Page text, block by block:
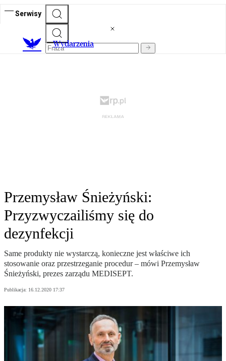
Serwisy
Wydarzenia
Przemysław Śnieżyński:
Przyzwyczailiśmy się do
dezynfekcji
Same produkty nie wystarczą, konieczne jest właściwe ich
stosowanie oraz przestrzeganie procedur – mówi Przemysław
Śnieżyński, prezes zarządu MEDISEPT.
Publikacja: 16.12.2020 17:37